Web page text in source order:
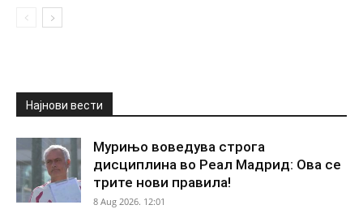
Најнови вести
Мурињо воведува строга
дисциплина во Реал Мадрид: Ова се
трите нови правила!
8 Aug 2026. 12:01